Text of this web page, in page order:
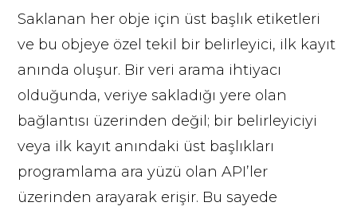
Saklanan her obje için üst başlık etiketleri
ve bu objeye özel tekil bir belirleyici, ilk kayıt
anında oluşur. Bir veri arama ihtiyacı
olduğunda, veriye sakladığı yere olan
bağlantısı üzerinden değil; bir belirleyiciyi
veya ilk kayıt anındaki üst başlıkları
programlama ara yüzü olan API’ler
üzerinden arayarak erişir. Bu sayede